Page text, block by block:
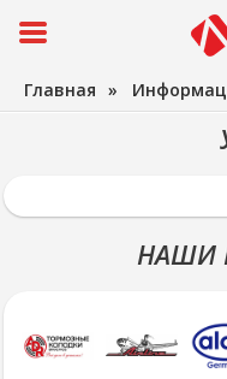
Главная »
НАШИ